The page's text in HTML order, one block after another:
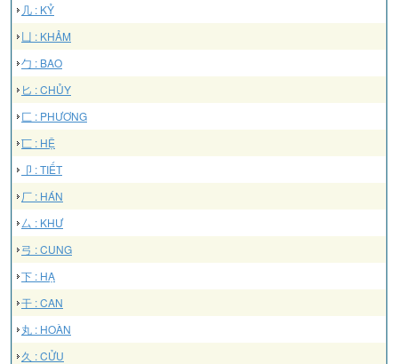
几 : KỶ
凵 : KHẢM
勹 : BAO
匕 : CHỦY
匚 : PHƯƠNG
匸 : HỆ
卩 : TIẾT
厂 : HÁN
厶 : KHƯ
弓 : CUNG
下 : HẠ
干 : CAN
丸 : HOÀN
久 : CỬU